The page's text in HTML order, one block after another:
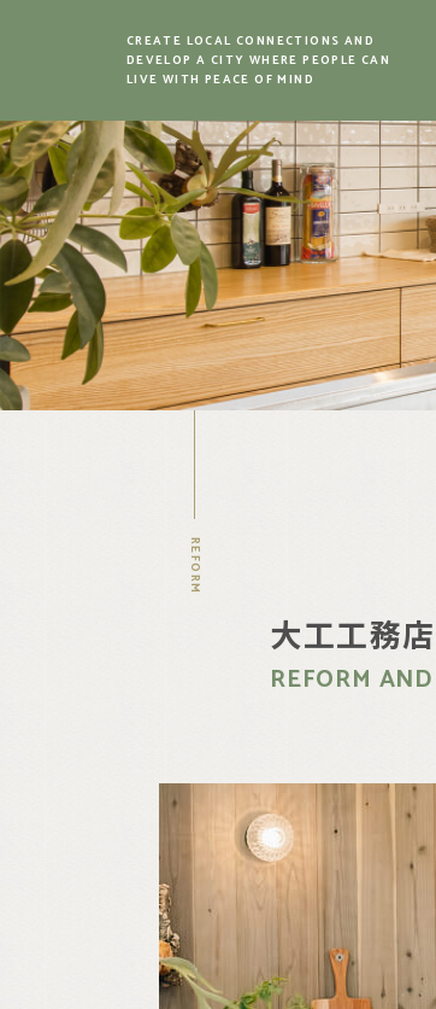
CREATE LOCAL CONNECTIONS AND
DEVELOP A CITY WHERE PEOPLE CAN
LIVE WITH PEACE OF MIND
REFORM
大工工務
REFORM